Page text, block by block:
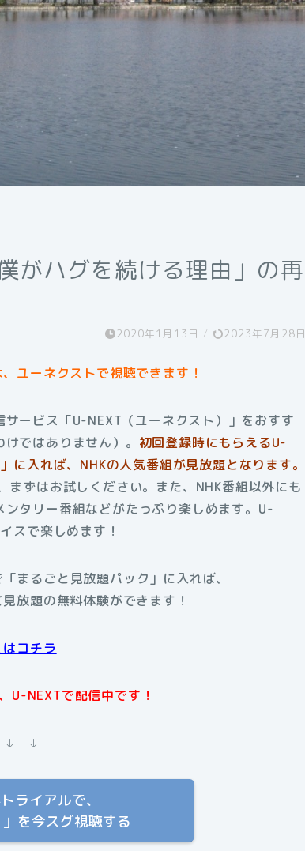
がハグを続ける理由」の再
2020年1月13日 / 2023年7月28日
ユーネクストで視聴できます！
ービス「U-NEXT（ユーネクスト）」をおすす
ではありません）。 初回登録時にもらえるU-
入れば、NHKの人気番組が見放題となります。
ずはお試しください。また、NHK番組以外にも
タリー番組などがたっぷり楽しめます。U-
スで楽しめます！
まるごと見放題パック」に入れば、
放題の無料体験ができます！
コチラ
U-NEXTで配信中です！
↓ ↓
ライアルで、
」を今スグ視聴する